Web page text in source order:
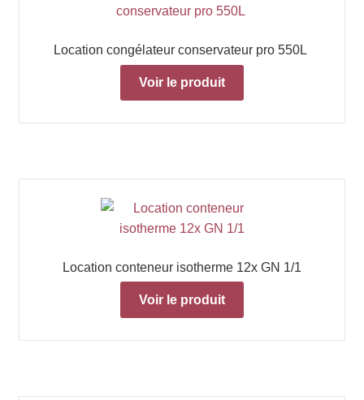
Location congélateur conservateur pro 550L
Voir le produit
Location conteneur isotherme 12x GN 1/1
Voir le produit